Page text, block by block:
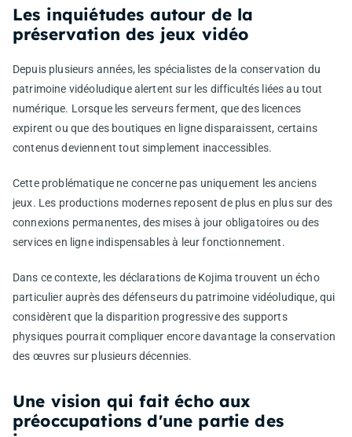
Les inquiétudes autour de la
préservation des jeux vidéo
Depuis plusieurs années, les spécialistes de la conservation du
patrimoine vidéoludique alertent sur les difficultés liées au tout
numérique. Lorsque les serveurs ferment, que des licences
expirent ou que des boutiques en ligne disparaissent, certains
contenus deviennent tout simplement inaccessibles.
Cette problématique ne concerne pas uniquement les anciens
jeux. Les productions modernes reposent de plus en plus sur des
connexions permanentes, des mises à jour obligatoires ou des
services en ligne indispensables à leur fonctionnement.
Dans ce contexte, les déclarations de Kojima trouvent un écho
particulier auprès des défenseurs du patrimoine vidéoludique, qui
considèrent que la disparition progressive des supports
physiques pourrait compliquer encore davantage la conservation
des œuvres sur plusieurs décennies.
Une vision qui fait écho aux
préoccupations d'une partie des